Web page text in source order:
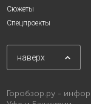
Сюжеты
Спецпроекты
наверх
Горобзор.ру -